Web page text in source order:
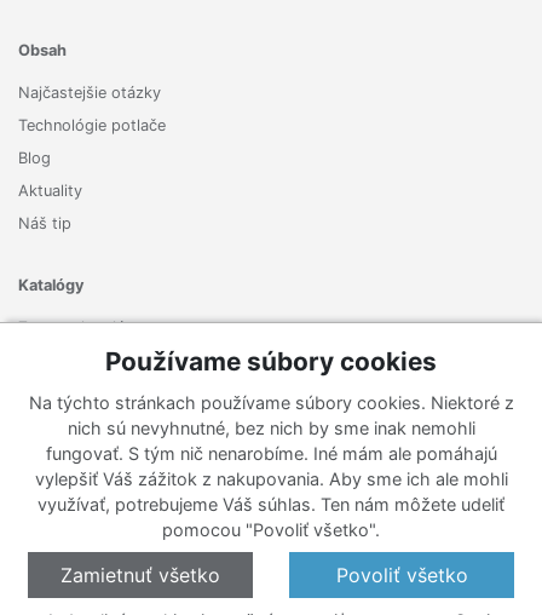
Obsah
Najčastejšie otázky
Technológie potlače
Blog
Aktuality
Náš tip
Katalógy
Zoznam katalógov
Zaregistrujte sa k odberu nášho newslettera a nenechajte si
ujsť žiadne ponuky ani nové produkty.
Používame súbory cookies
Na týchto stránkach používame súbory cookies. Niektoré z
nich sú nevyhnutné, bez nich by sme inak nemohli
fungovať. S tým nič nenarobíme. Iné mám ale pomáhajú
vylepšiť Váš zážitok z nakupovania. Aby sme ich ale mohli
využívať, potrebujeme Váš súhlas. Ten nám môžete udeliť
pomocou "Povoliť všetko".
Zamietnuť všetko Povoliť všetko